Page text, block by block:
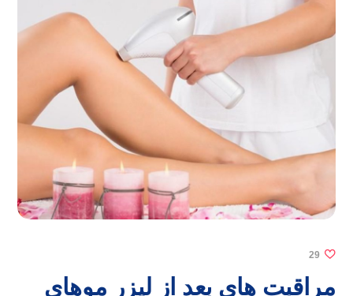
29
مراقبت های بعد از لیزر موهای